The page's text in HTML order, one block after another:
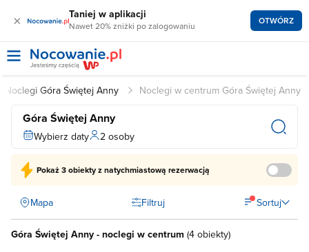
× Taniej w aplikacji
Nawet 20% zniżki po zalogowaniu OTWÓRZ
Noclegi Góra Świętej Anny Noclegi w centrum Góra Świętej Anny
Góra Świętej Anny
Wybierz daty 2 osoby
Pokaż3 obiektyz natychmiastową rezerwacją
Mapa Filtruj Sortuj
Góra Świętej Anny - noclegi w centrum (4 obiekty)